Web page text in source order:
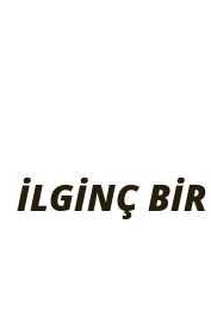
İLGİNÇ